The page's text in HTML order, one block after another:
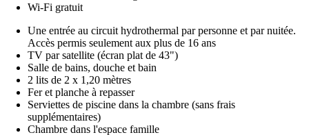
Wi-Fi gratuit
Une entrée au circuit hydrothermal par personne et par nuitée.
Accès permis seulement aux plus de 16 ans
TV par satellite (écran plat de 43")
Salle de bains, douche et bain
2 lits de 2 x 1,20 mètres
Fer et planche à repasser
Serviettes de piscine dans la chambre (sans frais
supplémentaires)
Chambre dans l'espace famille